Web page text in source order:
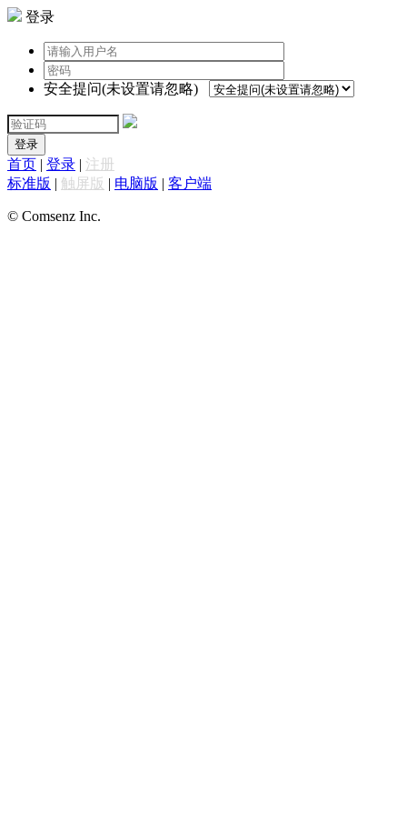
登录
安全提问(未设置请忽略)
登录
首页 | 登录 | 注册
标准版 | 触屏版 | 电脑版 | 客户端
© Comsenz Inc.